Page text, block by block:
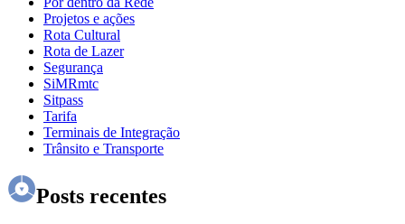
Projetos e ações
Rota Cultural
Rota de Lazer
Segurança
SiMRmtc
Sitpass
Tarifa
Terminais de Integração
Trânsito e Transporte
Posts recentes